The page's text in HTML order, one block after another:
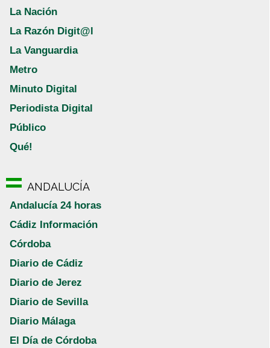
La Nación
La Razón Digit@l
La Vanguardia
Metro
Minuto Digital
Periodista Digital
Público
Qué!
ANDALUCÍA
Andalucía 24 horas
Cádiz Información
Córdoba
Diario de Cádiz
Diario de Jerez
Diario de Sevilla
Diario Málaga
El Día de Córdoba